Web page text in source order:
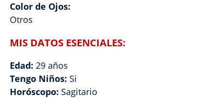
Color de Ojos:
Otros
MIS DATOS ESENCIALES:
Edad: 29 años
Tengo Niños: Si
Horóscopo: Sagitario